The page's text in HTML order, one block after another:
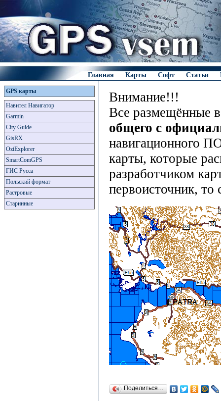
Главная Карты Софт Статьи
GPS карты
Навител Навигатор
Garmin
City Guide
GisRX
OziExplorer
SmartComGPS
ГИС Русса
Польский формат
Растровые
Старинные
Внимание!!!
Все размещённые
общего с
навигационного
карты, которые
разработчиком
первоисточник,
Поделиться…